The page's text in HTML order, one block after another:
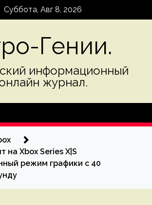
Суббота, Авг 8, 2026
Гении.
информационный
журнал.
на Xbox Series X|S
режим графики с 40